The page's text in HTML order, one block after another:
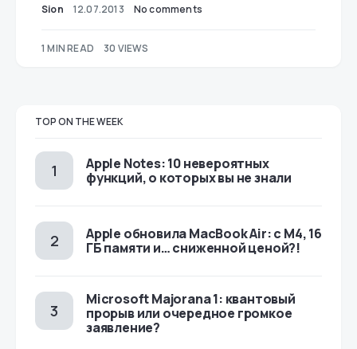
Sion 12.07.2013 No comments
1 MIN READ 30 VIEWS
TOP ON THE WEEK
Apple Notes: 10 невероятных
функций, о которых вы не знали
Apple обновила MacBook Air: с M4, 16
ГБ памяти и… сниженной ценой?!
Microsoft Majorana 1: квантовый
прорыв или очередное громкое
заявление?